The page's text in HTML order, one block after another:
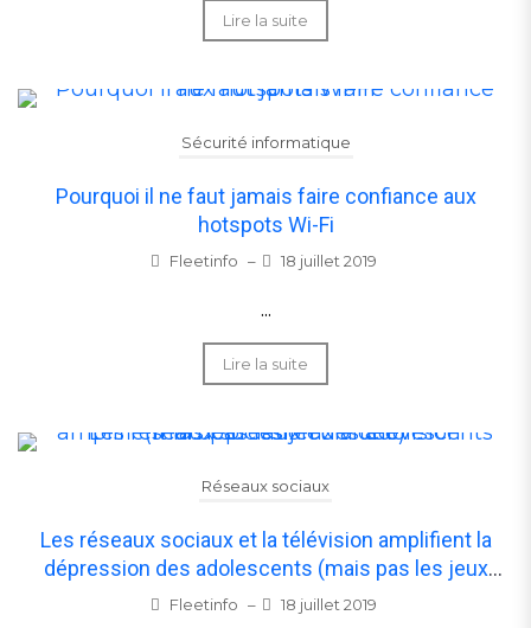
Lire la suite
Sécurité informatique
Pourquoi il ne faut jamais faire confiance aux
hotspots Wi-Fi
Fleetinfo – 18 juillet 2019
...
Lire la suite
Réseaux sociaux
Les réseaux sociaux et la télévision amplifient la
dépression des adolescents (mais pas les jeux
vidéo)
Fleetinfo – 18 juillet 2019